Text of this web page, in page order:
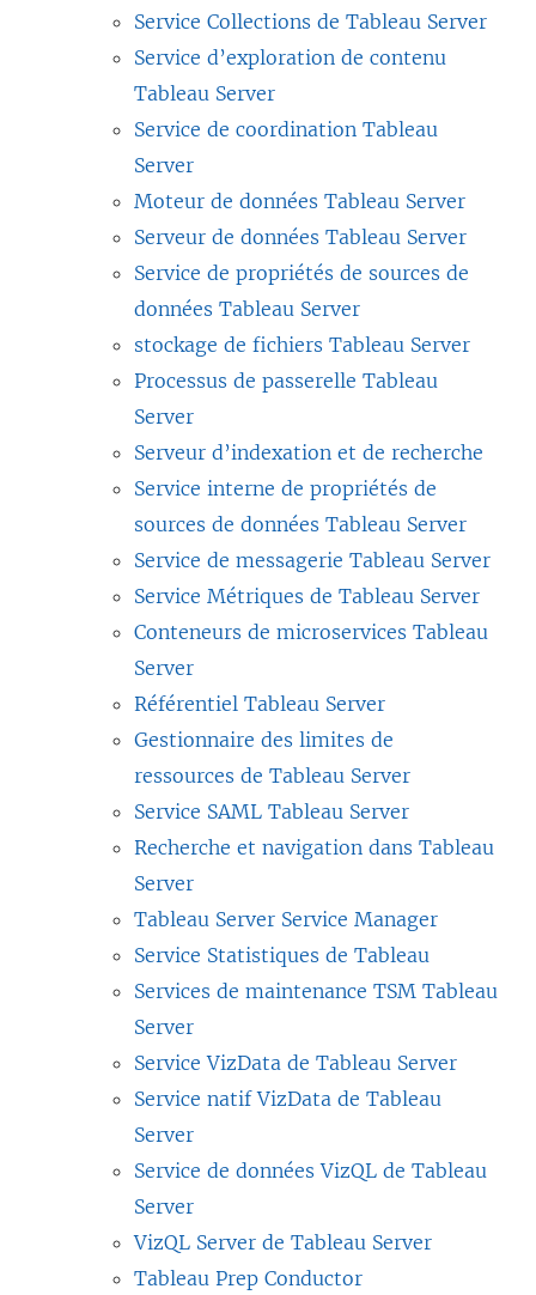
Service Collections de Tableau Server
Service d’exploration de contenu
Tableau Server
Service de coordination Tableau
Server
Moteur de données Tableau Server
Serveur de données Tableau Server
Service de propriétés de sources de
données Tableau Server
stockage de fichiers Tableau Server
Processus de passerelle Tableau
Server
Serveur d’indexation et de recherche
Service interne de propriétés de
sources de données Tableau Server
Service de messagerie Tableau Server
Service Métriques de Tableau Server
Conteneurs de microservices Tableau
Server
Référentiel Tableau Server
Gestionnaire des limites de
ressources de Tableau Server
Service SAML Tableau Server
Recherche et navigation dans Tableau
Server
Tableau Server Service Manager
Service Statistiques de Tableau
Services de maintenance TSM Tableau
Server
Service VizData de Tableau Server
Service natif VizData de Tableau
Server
Service de données VizQL de Tableau
Server
VizQL Server de Tableau Server
Tableau Prep Conductor